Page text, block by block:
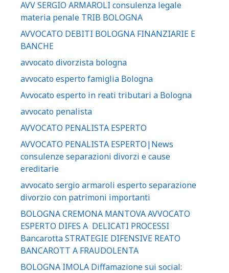
AVV SERGIO ARMAROLI consulenza legale
materia penale TRIB BOLOGNA
AVVOCATO DEBITI BOLOGNA FINANZIARIE E
BANCHE
avvocato divorzista bologna
avvocato esperto famiglia Bologna
Avvocato esperto in reati tributari a Bologna
avvocato penalista
AVVOCATO PENALISTA ESPERTO
AVVOCATO PENALISTA ESPERTO|News
consulenze separazioni divorzi e cause
ereditarie
avvocato sergio armaroli esperto separazione
divorzio con patrimoni importanti
BOLOGNA CREMONA MANTOVA AVVOCATO
ESPERTO DIFES A DELICATI PROCESSI
Bancarotta STRATEGIE DIFENSIVE REATO
BANCAROTT A FRAUDOLENTA
BOLOGNA IMOLA Diffamazione sui social: